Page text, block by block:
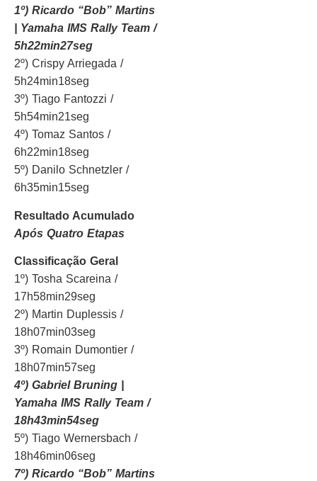
1º) Ricardo “Bob” Martins
| Yamaha IMS Rally Team /
5h22min27seg
2º) Crispy Arriegada /
5h24min18seg
3º) Tiago Fantozzi /
5h54min21seg
4º) Tomaz Santos /
6h22min18seg
5º) Danilo Schnetzler /
6h35min15seg
Resultado Acumulado
Após Quatro Etapas
Classificação Geral
1º) Tosha Scareina /
17h58min29seg
2º) Martin Duplessis /
18h07min03seg
3º) Romain Dumontier /
18h07min57seg
4º) Gabriel Bruning |
Yamaha IMS Rally Team /
18h43min54seg
5º) Tiago Wernersbach /
18h46min06seg
7º) Ricardo “Bob” Martins